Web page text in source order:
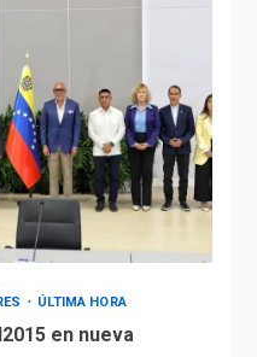
ÚLTIMA HORA
en nueva